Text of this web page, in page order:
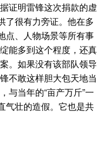
证明雷锋这次捐款的虚
了很有力旁证。他在多
点、人物场景等所有事
能多到这个程度，还真
。如果没有该部队领导
不敢这样胆大包天地当
与当年的“亩产万斤”一
气壮的造假。它也是共